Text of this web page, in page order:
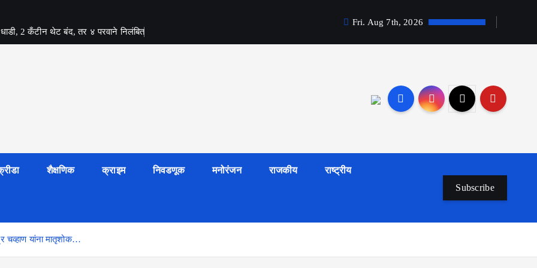
2 कँटीन थेट बंद, तर ४ परवाने निलंबित
Fri. Aug 7th, 2026
शैक्षणिक क्राइम निवडणूक मनोरंजन राजकीय राष्ट्रीय
Subscribe
चव्हाण यांना मातृशोक…